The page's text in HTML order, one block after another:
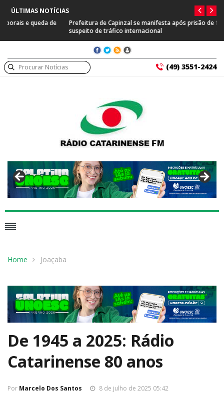
ÚLTIMAS NOTÍCIAS
Prefeitura de Capinzal se manifesta após prisão de farmacêutico
suspeito de tráfico internacional
(49) 3551-2424
Home Joaçaba
De 1945 a 2025: Rádio
Catarinense 80 anos
Por Marcelo Dos Santos 8 de julho de 2025 05:42